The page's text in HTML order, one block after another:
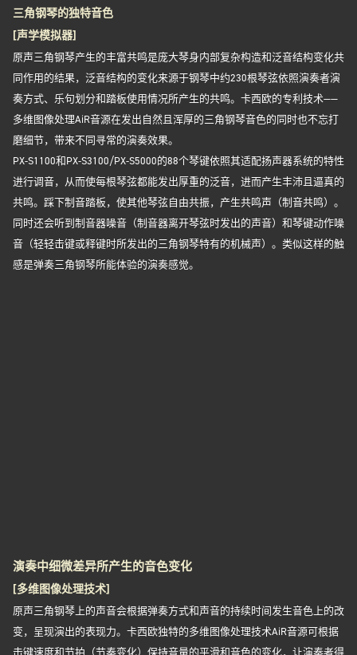
三角钢琴的独特音色
[声学模拟器]
原声三角钢琴产生的丰富共鸣是庞大琴身内部复杂构造和泛音结构变化共
同作用的结果，泛音结构的变化来源于钢琴中约230根琴弦依照演奏者演
奏方式、乐句划分和踏板使用情况所产生的共鸣。卡西欧的专利技术——
多维图像处理AiR音源在发出自然且浑厚的三角钢琴音色的同时也不忘打
磨细节，带来不同寻常的演奏效果。
PX-S1100和PX-S3100/PX-S5000的88个琴键依照其适配扬声器系统的特性
进行调音，从而使每根琴弦都能发出厚重的泛音，进而产生丰沛且逼真的
共鸣。踩下制音踏板，使其他琴弦自由共振，产生共鸣声（制音共鸣）。
同时还会听到制音器噪音（制音器离开琴弦时发出的声音）和琴键动作噪
音（轻轻击键或释键时所发出的三角钢琴特有的机械声）。类似这样的触
感是弹奏三角钢琴所能体验的演奏感觉。
演奏中细微差异所产生的音色变化
[多维图像处理技术]
原声三角钢琴上的声音会根据弹奏方式和声音的持续时间发生音色上的改
变，呈现演出的表现力。卡西欧独特的多维图像处理技术AiR音源可根据